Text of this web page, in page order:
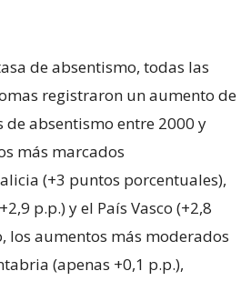
de absentismo, todas las
registraron un aumento de
de absentismo entre 2000 y
más marcados
(+3 puntos porcentuales),
p.p.) y el País Vasco (+2,8
los aumentos más moderados
(apenas +0,1 p.p.),